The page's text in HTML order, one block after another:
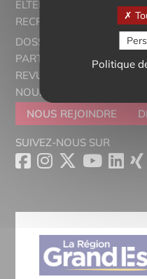
ELTERN ALSACE -
RECRUTORRS
DOSSIERS THÉMATIQUES
PARTENAIRES
REVUE DE PRESSE
NOUS CONTACTER
NOUS REJOINDRE
SUIVEZ-NOUS SUR
Politique